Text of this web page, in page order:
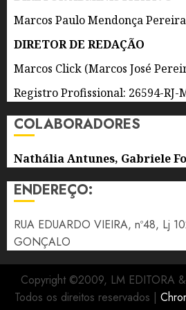
AGOSTO
DE 2026
0
Marcos Paulo Mendonça Pereira
DIRETOR DE REDAÇÃO
Marcos Click (Marcos José
Registro Profissional: 26594-RJ-
COLABORADORES
Nathália Antunes, Gabriele
ENDEREÇO:
RUA EDUARDO VIEIRA, nº48, Lj
GONÇALO
Copyright ©2009, LM EDITORA
Todos os direitos reservados |